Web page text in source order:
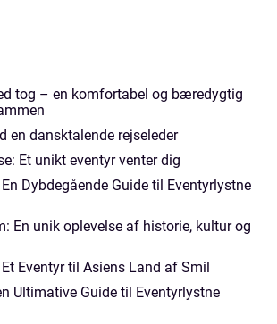
tog – en komfortabel og bæredygtig
en dansktalende rejseleder
Et unikt eventyr venter dig
Dybdegående Guide til Eventyrlystne
En unik oplevelse af historie, kultur og
Eventyr til Asiens Land af Smil
Ultimative Guide til Eventyrlystne